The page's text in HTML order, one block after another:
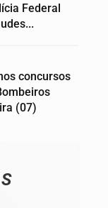
Federal
concursos
(07)